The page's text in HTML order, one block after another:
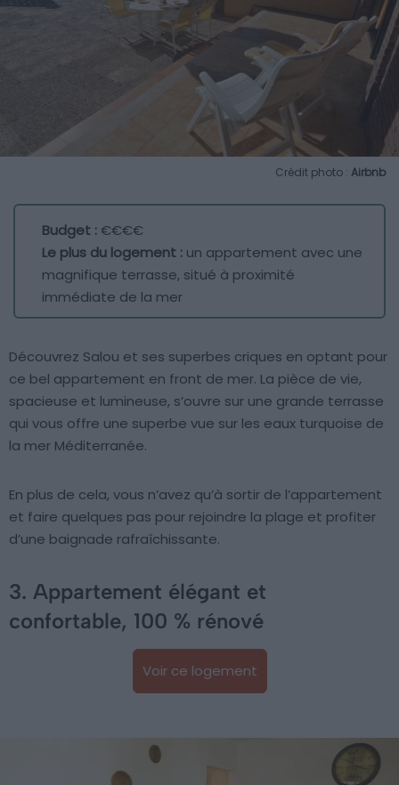
Crédit photo : Airbnb
Budget :€€€€
Le plus du logement : un appartement avec une
magnifique terrasse, situé à proximité
immédiate de la mer
Découvrez Salou et ses superbes criques en optant pour
ce bel appartement en front de mer. La pièce de vie,
spacieuse et lumineuse, s’ouvre sur une grande terrasse
qui vous offre une superbe vue sur les eaux turquoise de
la mer Méditerranée.
En plus de cela, vous n’avez qu’à sortir de l’appartement
et faire quelques pas pour rejoindre la plage et profiter
d’une baignade rafraîchissante.
3. Appartement élégant et
confortable, 100 % rénové
Voir ce logement